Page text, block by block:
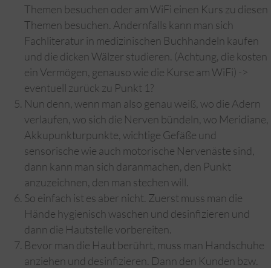
Themen besuchen oder am WiFi einen Kurs zu diesen
Themen besuchen. Andernfalls kann man sich
Fachliteratur in medizinischen Buchhandeln kaufen
und die dicken Wälzer studieren. (Achtung, die kosten
ein Vermögen, genauso wie die Kurse am WiFi) ->
eventuell zurück zu Punkt 1?
Nun denn, wenn man also genau weiß, wo die Adern
verlaufen, wo sich die Nerven bündeln, wo Meridiane,
Akkupunkturpunkte, wichtige Gefäße und
sensorische wie auch motorische Nervenäste sind,
dann kann man sich daranmachen, den Punkt
anzuzeichnen, den man stechen will.
So einfach ist es aber nicht. Zuerst muss man die
Hände hygienisch waschen und desinfizieren und
dann die Hautstelle vorbereiten.
Bevor man die Haut berührt, muss man Handschuhe
anziehen und desinfizieren. Dann den Kunden bzw.